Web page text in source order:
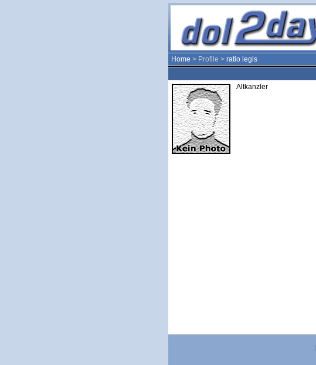
Home > Profile > ratio legis
Altkanzler